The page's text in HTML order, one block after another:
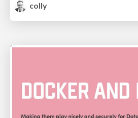
colly